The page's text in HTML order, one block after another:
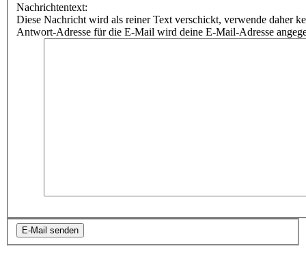
Nachrichtentext:
Diese Nachricht wird als reiner Text verschickt, verwende daher
Antwort-Adresse für die E-Mail wird deine E-Mail-Adresse